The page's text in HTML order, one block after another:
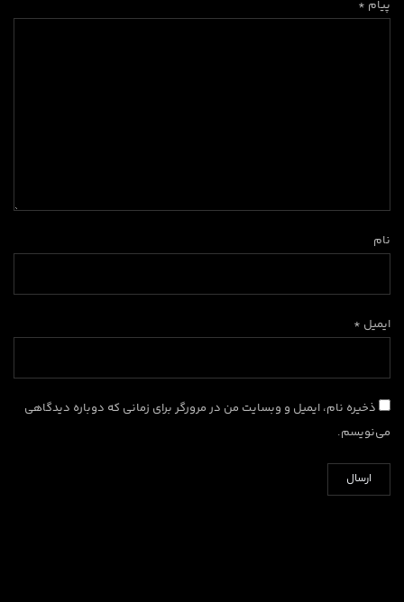
پیام *
نام
ایمیل *
ذخیره نام، ایمیل و وبسایت من در مرورگر برای زمانی که دوباره دیدگاهی
می‌نویسم.